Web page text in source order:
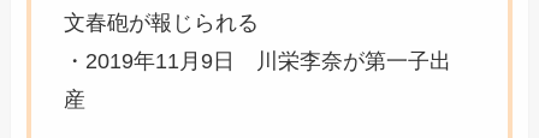
文春砲が報じられる
・2019年11月9日 川栄李奈が第一子出
産